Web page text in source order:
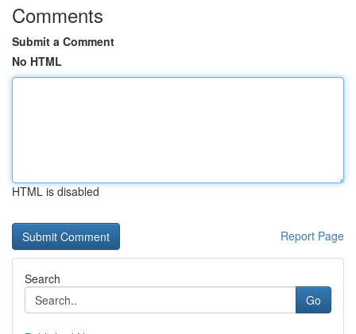
Comments
Submit a Comment
No HTML
HTML is disabled
Report Page
Search
Go